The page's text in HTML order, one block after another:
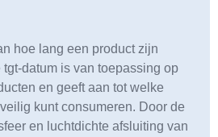
hoe lang een product zijn
datum is van toepassing op
en geeft aan tot welke
kunt consumeren. Door de
en luchtdichte afsluiting van